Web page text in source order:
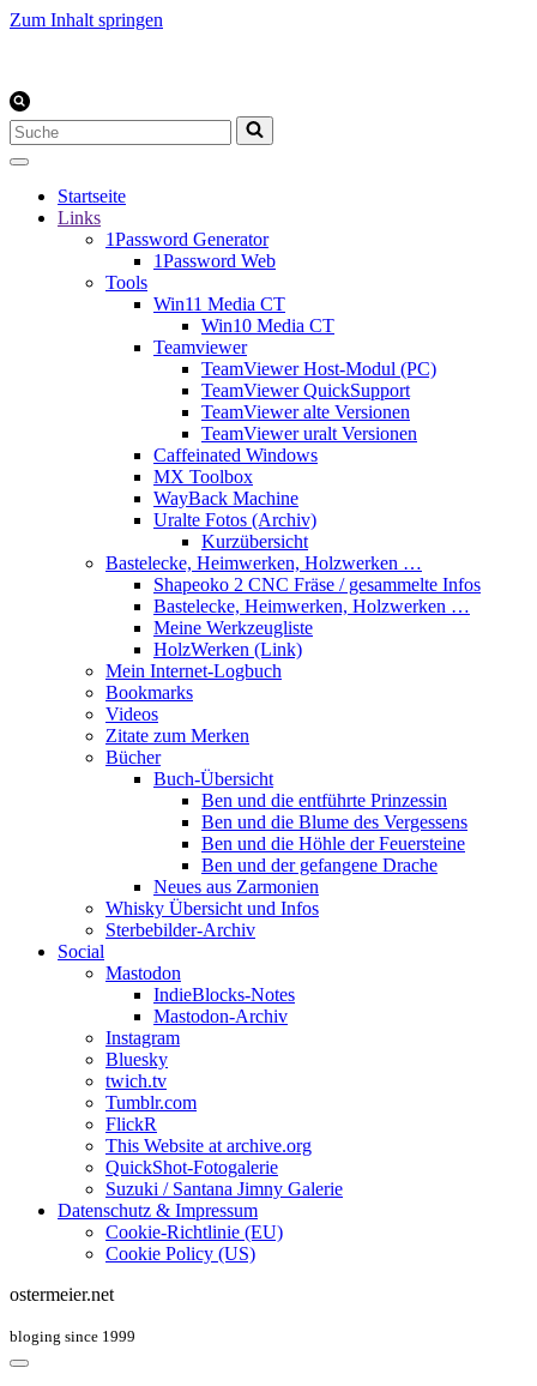
Zum Inhalt springen
Suchen
nach …
Startseite
Links
1Password Generator
1Password Web
Tools
Win11 Media CT
Win10 Media CT
Teamviewer
TeamViewer Host-Modul (PC)
TeamViewer QuickSupport
TeamViewer alte Versionen
TeamViewer uralt Versionen
Caffeinated Windows
MX Toolbox
WayBack Machine
Uralte Fotos (Archiv)
Kurzübersicht
Bastelecke, Heimwerken, Holzwerken …
Shapeoko 2 CNC Fräse / gesammelte Infos
Bastelecke, Heimwerken, Holzwerken …
Meine Werkzeugliste
HolzWerken (Link)
Mein Internet-Logbuch
Bookmarks
Videos
Zitate zum Merken
Bücher
Buch-Übersicht
Ben und die entführte Prinzessin
Ben und die Blume des Vergessens
Ben und die Höhle der Feuersteine
Ben und der gefangene Drache
Neues aus Zarmonien
Whisky Übersicht und Infos
Sterbebilder-Archiv
Social
Mastodon
IndieBlocks-Notes
Mastodon-Archiv
Instagram
Bluesky
twich.tv
Tumblr.com
FlickR
This Website at archive.org
QuickShot-Fotogalerie
Suzuki / Santana Jimny Galerie
Datenschutz & Impressum
Cookie-Richtlinie (EU)
Cookie Policy (US)
ostermeier.net
bloging since 1999